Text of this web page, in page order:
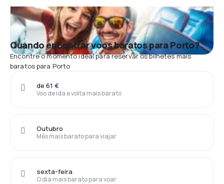
Quando encontrar voos baratos para Porto?
Encontre o momento ideal para reservar os bilhetes mais
baratos para Porto
Voo de ida e volta mais barato
de 61 €
Mês mais barato para viajar
Outubro
O dia mais barato para voar
sexta-feira